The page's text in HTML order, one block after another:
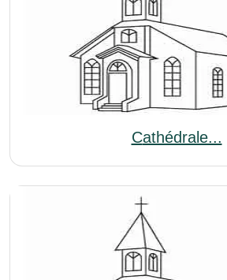
Cathédrale...